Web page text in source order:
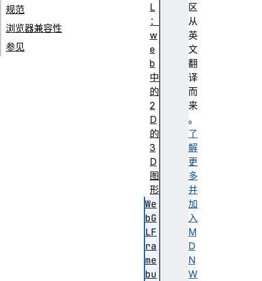
区
从
英
文
翻
译
而
来
。
了
解
更
多
并
加
入
M
D
N
W
规范
浏览器兼容性
参见
L
：
w
e
b
中
的
2
D
的
3
D
图
形
We
bG
LF
ra
me
bu